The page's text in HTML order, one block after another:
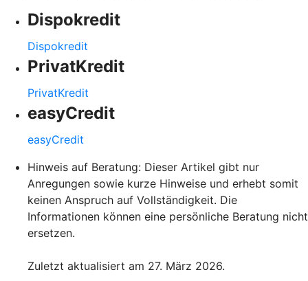
Dispokredit
Dispokredit
PrivatKredit
PrivatKredit
easyCredit
easyCredit
Hinweis auf Beratung: Dieser Artikel gibt nur
Anregungen sowie kurze Hinweise und erhebt somit
keinen Anspruch auf Vollständigkeit. Die
Informationen können eine persönliche Beratung nicht
ersetzen.
Zuletzt aktualisiert am 27. März 2026.